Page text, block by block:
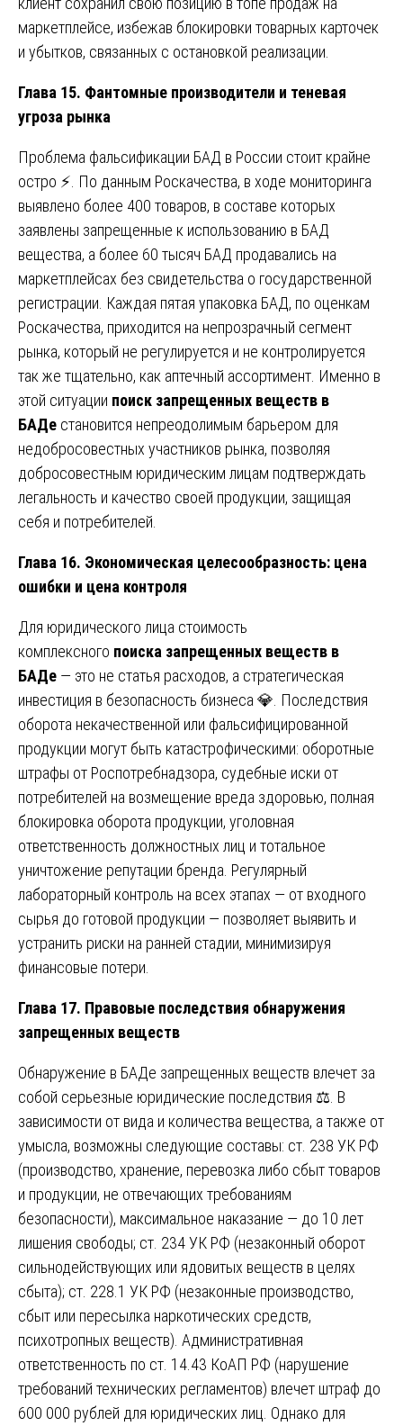
маркетплейсе, избежав блокировки товарных карточек
и убытков, связанных с остановкой реализации.
Глава 15. Фантомные производители и теневая
угроза рынка
Проблема фальсификации БАД в России стоит крайне
остро ⚡. По данным Роскачества, в ходе мониторинга
выявлено более 400 товаров, в составе которых
заявлены запрещенные к использованию в БАД
вещества, а более 60 тысяч БАД продавались на
маркетплейсах без свидетельства о государственной
регистрации. Каждая пятая упаковка БАД, по оценкам
Роскачества, приходится на непрозрачный сегмент
рынка, который не регулируется и не контролируется
так же тщательно, как аптечный ассортимент. Именно в
этой ситуации поиск запрещенных веществ в
БАДе становится непреодолимым барьером для
недобросовестных участников рынка, позволяя
добросовестным юридическим лицам подтверждать
легальность и качество своей продукции, защищая
себя и потребителей.
Глава 16. Экономическая целесообразность: цена
ошибки и цена контроля
Для юридического лица стоимость
комплексного поиска запрещенных веществ в
БАДе — это не статья расходов, а стратегическая
инвестиция в безопасность бизнеса 💎. Последствия
оборота некачественной или фальсифицированной
продукции могут быть катастрофическими: оборотные
штрафы от Роспотребнадзора, судебные иски от
потребителей на возмещение вреда здоровью, полная
блокировка оборота продукции, уголовная
ответственность должностных лиц и тотальное
уничтожение репутации бренда. Регулярный
лабораторный контроль на всех этапах — от входного
сырья до готовой продукции — позволяет выявить и
устранить риски на ранней стадии, минимизируя
финансовые потери.
Глава 17. Правовые последствия обнаружения
запрещенных веществ
Обнаружение в БАДе запрещенных веществ влечет за
собой серьезные юридические последствия ⚖️. В
зависимости от вида и количества вещества, а также от
умысла, возможны следующие составы: ст. 238 УК РФ
(производство, хранение, перевозка либо сбыт товаров
и продукции, не отвечающих требованиям
безопасности), максимальное наказание — до 10 лет
лишения свободы; ст. 234 УК РФ (незаконный оборот
сильнодействующих или ядовитых веществ в целях
сбыта); ст. 228.1 УК РФ (незаконные производство,
сбыт или пересылка наркотических средств,
психотропных веществ). Административная
ответственность по ст. 14.43 КоАП РФ (нарушение
требований технических регламентов) влечет штраф до
600 000 рублей для юридических лиц. Однако для